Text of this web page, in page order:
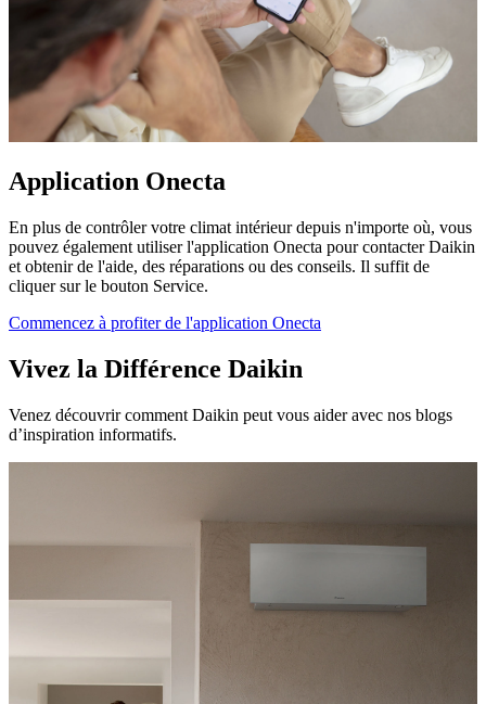
Application Onecta
En plus de contrôler votre climat intérieur depuis n'importe où, vous
pouvez également utiliser l'application Onecta pour contacter Daikin
et obtenir de l'aide, des réparations ou des conseils. Il suffit de
cliquer sur le bouton Service.
Commencez à profiter de l'application Onecta
Vivez la Différence Daikin
Venez découvrir comment Daikin peut vous aider avec nos blogs
d’inspiration informatifs.